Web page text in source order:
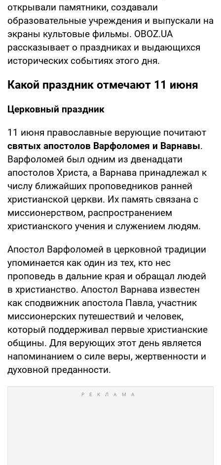
открывали памятники, создавали
образовательные учреждения и выпускали на
экраны культовые фильмы. OBOZ.UA
рассказывает о праздниках и выдающихся
исторических событиях этого дня.
Какой праздник отмечают 11 июня
Церковный праздник
11 июня православные верующие почитают
святых апостолов Варфоломея и Варнавы.
Варфоломей был одним из двенадцати
апостолов Христа, а Варнава принадлежал к
числу ближайших проповедников ранней
христианской церкви. Их память связана с
миссионерством, распространением
христианского учения и служением людям.
Апостол Варфоломей в церковной традиции
упоминается как один из тех, кто нес
проповедь в дальние края и обращал людей
в христианство. Апостол Варнава известен
как сподвижник апостола Павла, участник
миссионерских путешествий и человек,
который поддерживал первые христианские
общины. Для верующих этот день является
напоминанием о силе веры, жертвенности и
духовной преданности.